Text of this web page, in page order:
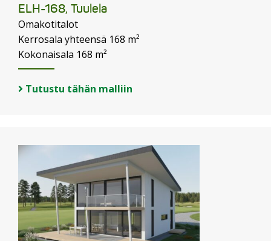
ELH-168, Tuulela
Omakotitalot
Kerrosala yhteensä 168 m²
Kokonaisala 168 m²
Tutustu tähän malliin